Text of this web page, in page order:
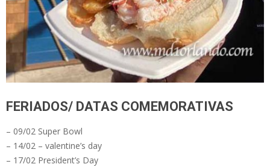
FERIADOS/ DATAS COMEMORATIVAS
– 09/02 Super Bowl
– 14/02 – valentine’s day
– 17/02 President’s Day